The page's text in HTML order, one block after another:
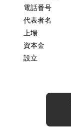
電話番号
代表者名
上場
資本金
設立